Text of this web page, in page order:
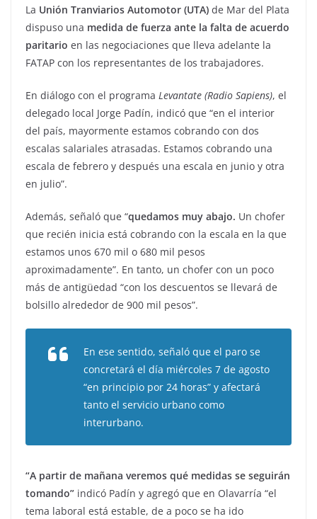
La Unión Tranviarios Automotor (UTA) de Mar del Plata
dispuso una medida de fuerza ante la falta de acuerdo
paritario en las negociaciones que lleva adelante la
FATAP con los representantes de los trabajadores.
En diálogo con el programa Levantate (Radio Sapiens), el
delegado local Jorge Padín, indicó que “en el interior
del país, mayormente estamos cobrando con dos
escalas salariales atrasadas. Estamos cobrando una
escala de febrero y después una escala en junio y otra
en julio”.
Además, señaló que “quedamos muy abajo. Un chofer
que recién inicia está cobrando con la escala en la que
estamos unos 670 mil o 680 mil pesos
aproximadamente”. En tanto, un chofer con un poco
más de antigüedad “con los descuentos se llevará de
bolsillo alrededor de 900 mil pesos”.
En ese sentido, señaló que el paro se
concretará el día miércoles 7 de agosto
“en principio por 24 horas” y afectará
tanto el servicio urbano como
interurbano.
“A partir de mañana veremos qué medidas se seguirán
tomando” indicó Padín y agregó que en Olavarría “el
tema laboral está estable, de a poco se ha ido